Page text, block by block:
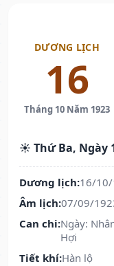
DƯƠNG LỊCH
16
Tháng 10 Năm 1923
☀️ Thứ Ba, Ngày
Dương lịch:16/
Âm lịch:07/09/
Can chi:Ngày:
Hợi
Tiết khí:Hàn lộ